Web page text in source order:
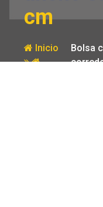
cm
Inicio
Bolsa